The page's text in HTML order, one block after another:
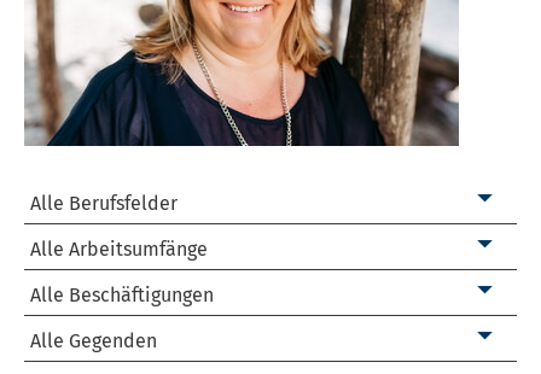
Alle Berufsfelder
Hauswirtschaft
Landwirtschaft
Lehrer
Pädagogik
Alle Arbeitsumfänge
Ehrenamt
Teilzeit
Alle Beschäftigungen
Fachkraft
Alle Gegenden